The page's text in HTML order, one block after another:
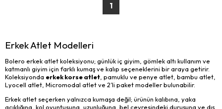
1
Erkek Atlet Modelleri
Bolero erkek atlet koleksiyonu; günlük iç giyim, gömlek altı kullanım ve
katmanlı giyim için farklı kumaş ve kalıp seçeneklerini bir araya getirir.
Koleksiyonda erkek korse atlet, pamuklu ve penye atlet, bambu atlet,
Lyocell atlet, Micromodal atlet ve 2’li paket modeller bulunabilir.
Erkek atlet seçerken yalnızca kumaşa değil; ürünün kalıbına, yaka
açıklığına, kol oyuntusuna, uzunluğuna, bel çevresindeki duruşuna ve dış